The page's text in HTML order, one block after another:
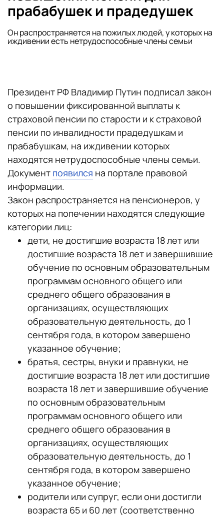
прабабушек и прадедушек
Он распространяется на пожилых людей, у которых на
иждивении есть нетрудоспособные члены семьи
Президент РФ Владимир Путин подписал закон
о повышении фиксированной выплаты к
страховой пенсии по старости и к страховой
пенсии по инвалидности прадедушкам и
прабабушкам, на иждивении которых
находятся нетрудоспособные члены семьи.
Документ появился на портале правовой
информации.
Закон распространяется на пенсионеров, у
которых на попечении находятся следующие
категории лиц:
дети, не достигшие возраста 18 лет или
достигшие возраста 18 лет и завершившие
обучение по основным образовательным
программам основного общего или
среднего общего образования в
организациях, осуществляющих
образовательную деятельность, до 1
сентября года, в котором завершено
указанное обучение;
братья, сестры, внуки и правнуки, не
достигшие возраста 18 лет или достигшие
возраста 18 лет и завершившие обучение
по основным образовательным
программам основного общего или
среднего общего образования в
организациях, осуществляющих
образовательную деятельность, до 1
сентября года, в котором завершено
указанное обучение;
родители или cyпpyг, если они достигли
возраста 65 и 60 лет (соответственно